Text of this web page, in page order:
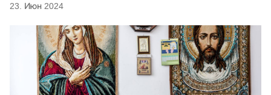
23. Июн 2024